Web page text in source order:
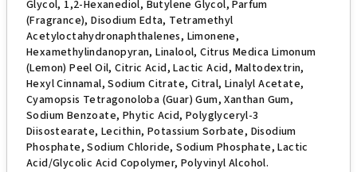
Glycol, 1,2-Hexanediol, Butylene Glycol, Parfum
(Fragrance), Disodium Edta, Tetramethyl
Acetyloctahydronaphthalenes, Limonene,
Hexamethylindanopyran, Linalool, Citrus Medica Limonum
(Lemon) Peel Oil, Citric Acid, Lactic Acid, Maltodextrin,
Hexyl Cinnamal, Sodium Citrate, Citral, Linalyl Acetate,
Cyamopsis Tetragonoloba (Guar) Gum, Xanthan Gum,
Sodium Benzoate, Phytic Acid, Polyglyceryl-3
Diisostearate, Lecithin, Potassium Sorbate, Disodium
Phosphate, Sodium Chloride, Sodium Phosphate, Lactic
Acid/Glycolic Acid Copolymer, Polyvinyl Alcohol.